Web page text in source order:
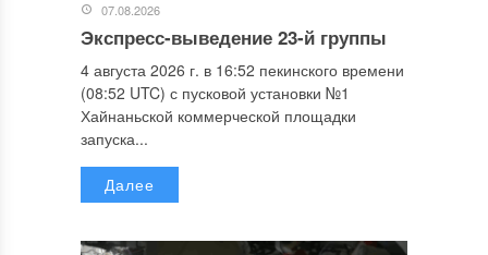
07.08.2026
Экспресс-выведение 23-й группы
4 августа 2026 г. в 16:52 пекинского времени
(08:52 UTC) с пусковой установки №1
Хайнаньской коммерческой площадки
запуска...
Далее